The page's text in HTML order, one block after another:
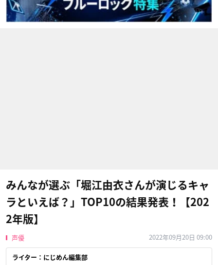
みんなが選ぶ「堀江由衣さんが演じるキャ
ラといえば？」TOP10の結果発表！【202
2年版】
声優 2022年09月20日 09:00
ライター：にじめん編集部